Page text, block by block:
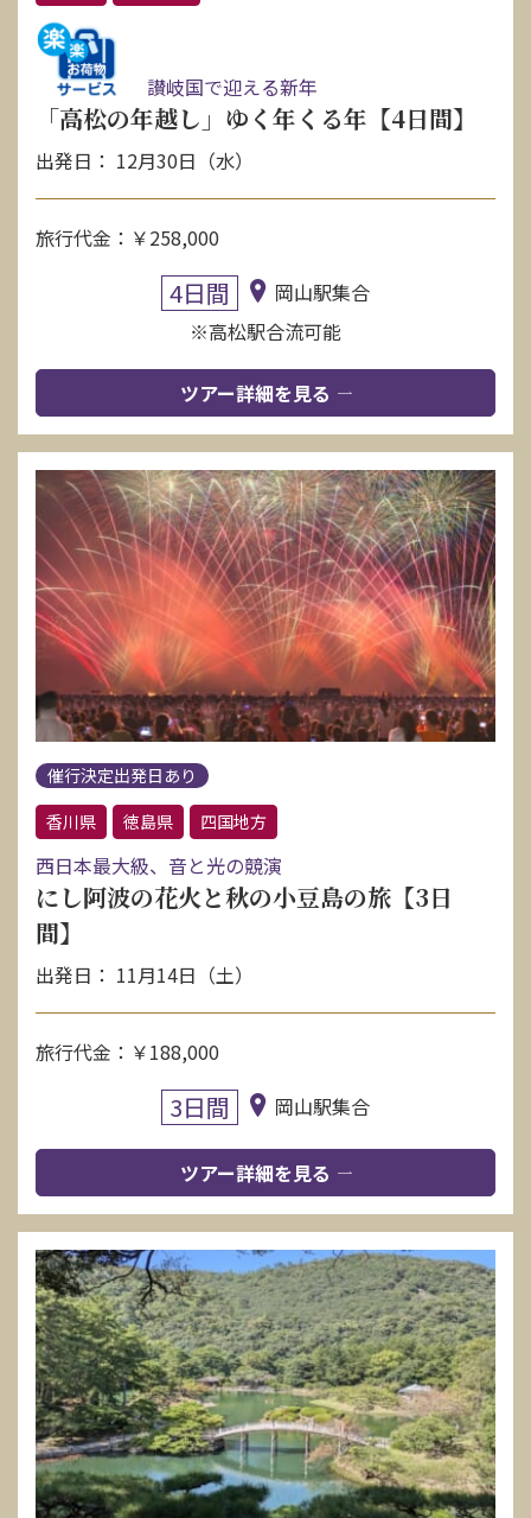
讃岐国で迎える新年
「高松の年越し」ゆく年くる年【4日間】
出発日： 12月30日（水）
旅行代金：￥258,000
4日間
岡山駅集合
※高松駅合流可能
ツアー詳細を見る
催行決定出発日あり
香川県
徳島県 四国地方
西日本最大級、音と光の競演
にし阿波の花火と秋の小豆島の旅【3日
間】
出発日： 11月14日（土）
旅行代金：￥188,000
3日間 岡山駅集合
ツアー詳細を見る